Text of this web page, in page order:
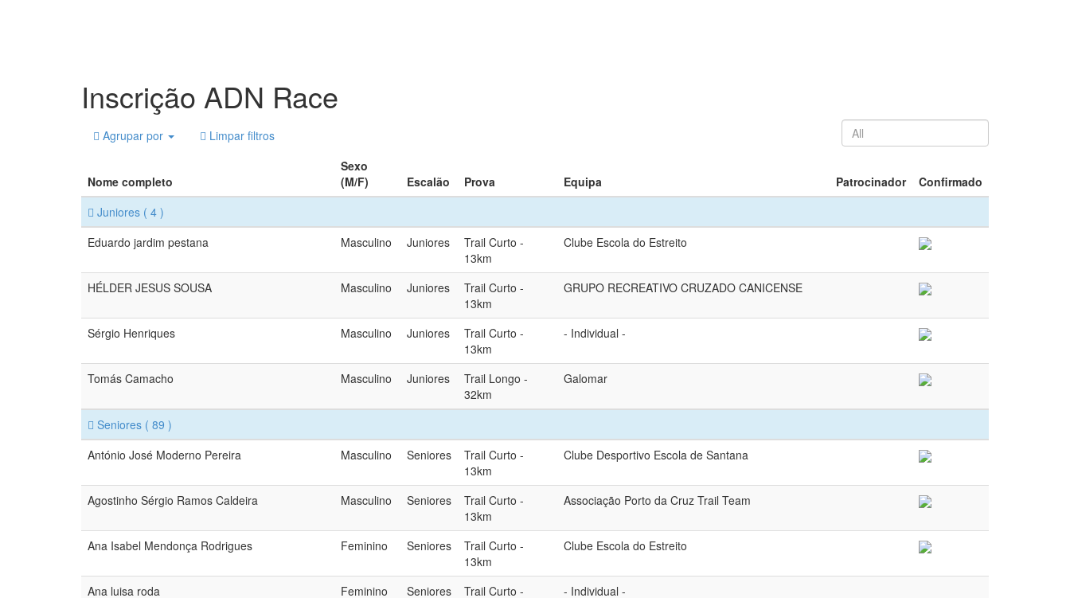
Inscrição ADN Race
Agrupar por Limpar filtros
Nome completo
Sexo
(M/F)
Escalão Prova Equipa Patrocinador
Confirmado
Juniores ( 4 )
Eduardo jardim pestana
Masculino Juniores
Trail Curto -
13km
Clube Escola do Estreito
HÉLDER JESUS SOUSA Masculino Juniores
Trail Curto -
13km
GRUPO RECREATIVO CRUZADO CANICENSE
Sérgio Henriques Masculino Juniores
Trail Curto -
13km
- Individual -
Tomás Camacho Masculino Juniores
Trail Longo -
32km
Galomar
Seniores ( 89 )
António José Moderno Pereira
Masculino Seniores
Trail Curto -
13km
Clube Desportivo Escola de Santana
Agostinho Sérgio Ramos Caldeira Masculino Seniores
Trail Curto -
13km
Associação Porto da Cruz Trail Team
Ana Isabel Mendonça Rodrigues Feminino Seniores
Trail Curto -
13km
Clube Escola do Estreito
Ana luisa roda Feminino Seniores
Trail Curto -
- Individual -